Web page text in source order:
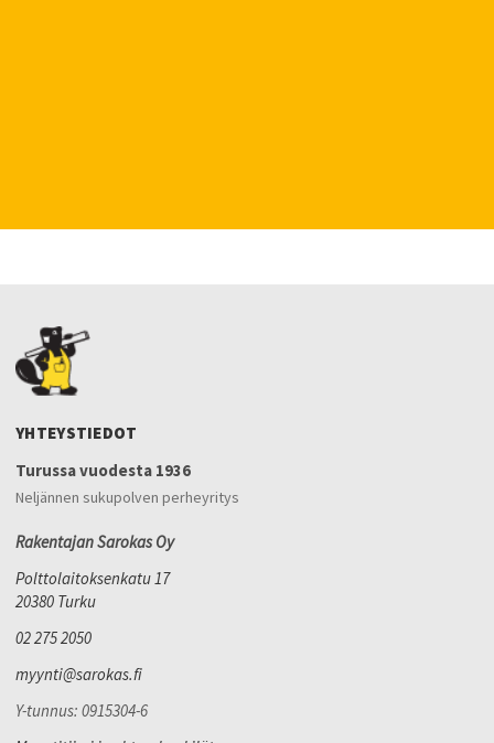
YHTEYSTIEDOT
Turussa vuodesta 1936
Neljännen sukupolven perheyritys
Rakentajan Sarokas Oy
Polttolaitoksenkatu 17
20380 Turku
02 275 2050
myynti@sarokas.fi
Y-tunnus: 0915304-6